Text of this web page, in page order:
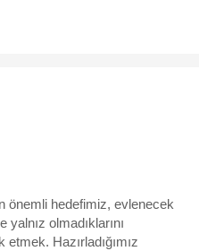
önemli hedefimiz, evlenecek
olmadıklarını
Hazırladığımız